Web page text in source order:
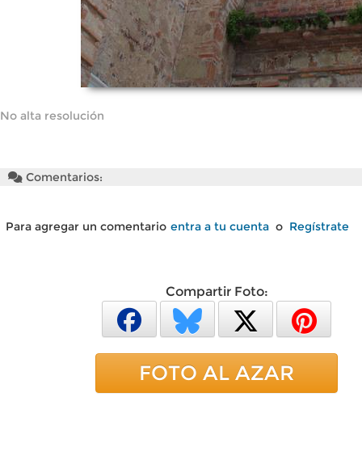
No alta resolución
Comentarios:
Para agregar un comentario entra a tu cuenta o Regístrate
Compartir Foto:
FOTO AL AZAR